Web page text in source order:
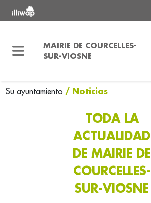
MAIRIE DE COURCELLES-
SUR-VIOSNE
Su ayuntamiento / Noticias
TODA LA
ACTUALIDAD
DE MAIRIE DE
COURCELLES-
SUR-VIOSNE